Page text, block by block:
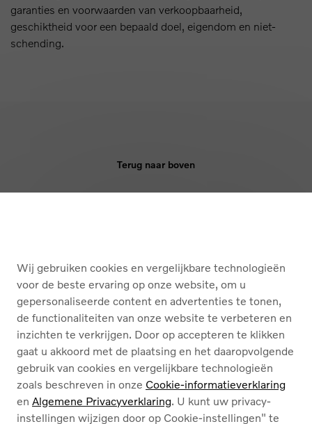
garanties en voorwaarden van verkoopbaarheid,
geschiktheid voor een bepaald doel, eigendom en niet-
schending.
Terug naar boven
OVER ONS
Nederlands Français
Wij gebruiken cookies en vergelijkbare technologieën
voor de beste ervaring op onze website, om u
gepersonaliseerde content en advertenties te tonen,
de functionaliteiten van onze website te verbeteren en
inzichten te verkrijgen. Door op accepteren te klikken
gaat u akkoord met de plaatsing en het daaropvolgende
gebruik van cookies en vergelijkbare technologieën
zoals beschreven in onze Cookie-informatieverklaring
en Algemene Privacyverklaring. U kunt uw privacy-
instellingen wijzigen door op Cookie-instellingen" te